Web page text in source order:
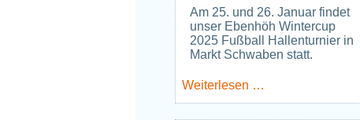
2026
Am 25. und 26. Januar findet
unser Ebenhöh Wintercup
2025 Fußball Hallenturnier in
Markt Schwaben statt.
Weiterlesen …